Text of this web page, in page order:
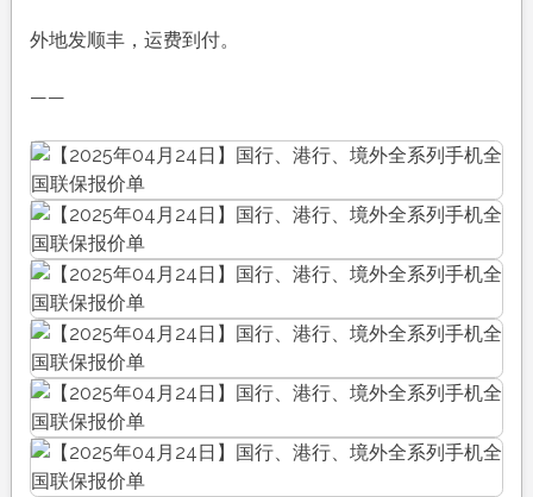
外地发顺丰，运费到付。
——